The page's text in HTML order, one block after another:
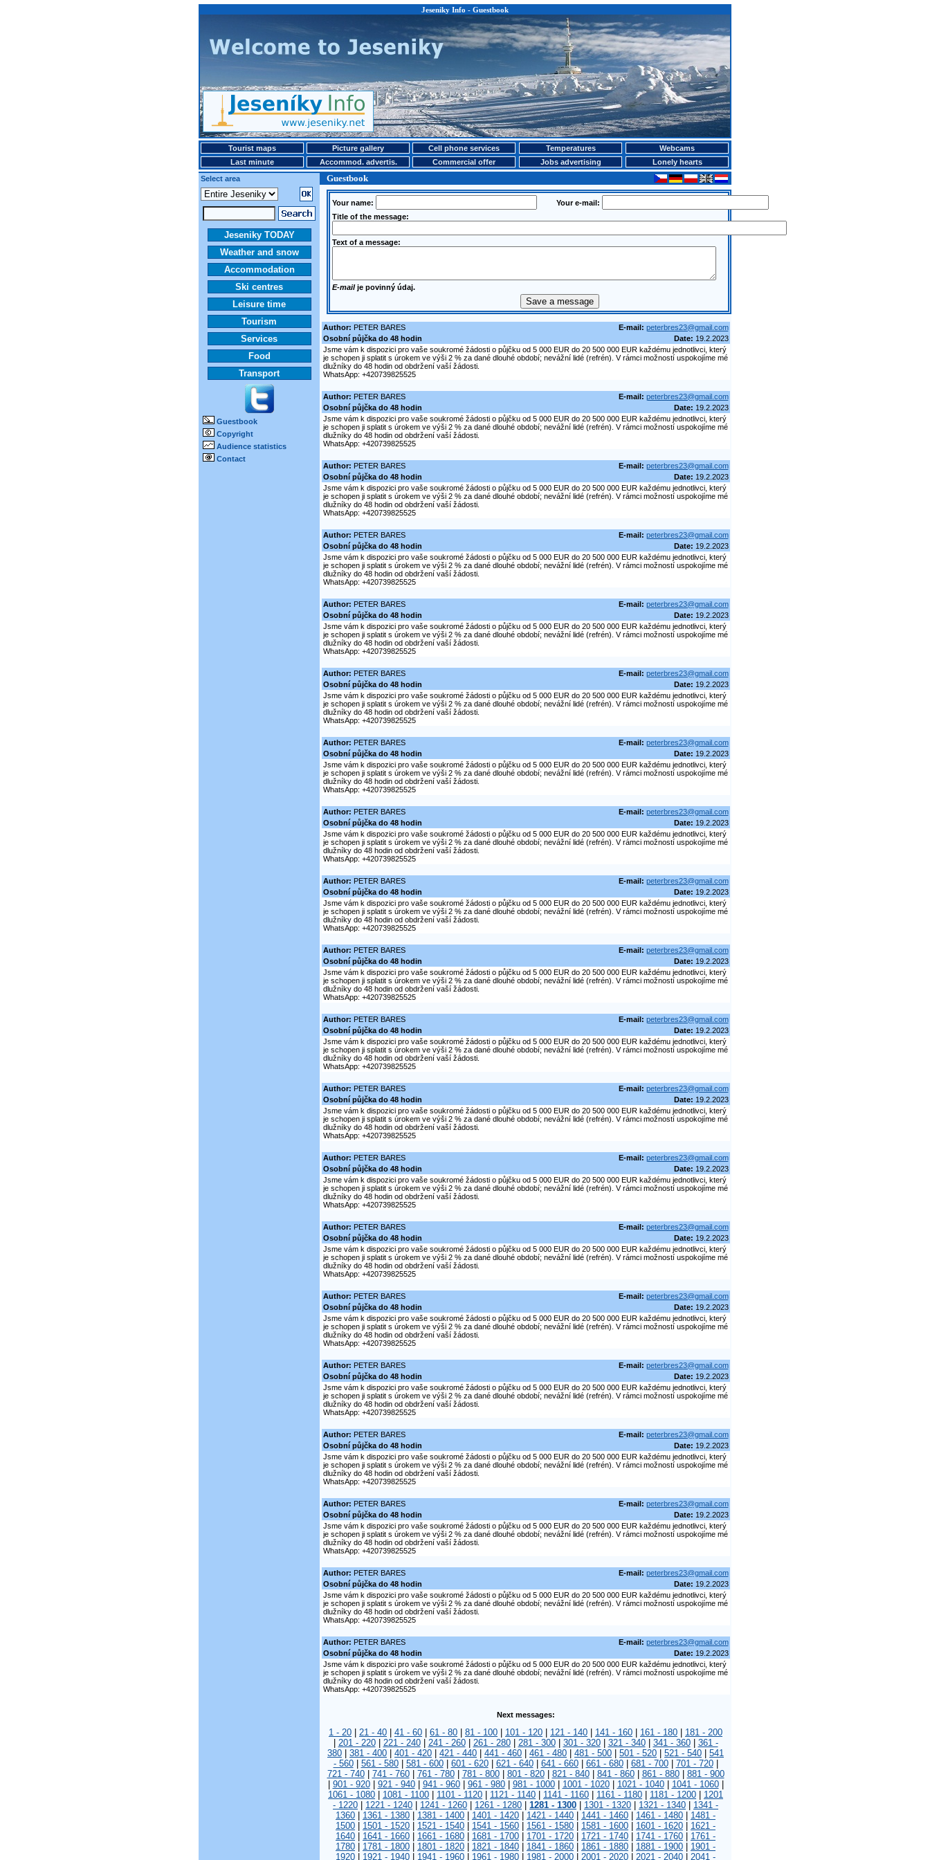
Jeseniky Info - Guestbook
Tourist maps Picture gallery Cell phone services Temperatures
Webcams
Last minute
Accommod. advertis. Commercial offer Jobs advertising
Lonely hearts
Select area
Guestbook
Jeseniky TODAY
Weather and snow
Accommodation
Ski centres
Leisure time
Tourism
Services
Food
Transport
Guestbook
Copyright
Audience statistics
Contact
Your name:
Your e-mail:
Title of the message:
Text of a message:
E-mailje povinný údaj.
Author: PETER BARES E-mail: peterbres23@gmail.com
Osobní půjčka do 48 hodin
Date: 19.2.2023
Jsme vám k dispozici pro vaše soukromé žádosti o půjčku od 5 000 EUR do 20 500 000 EUR každému jednotlivci, který
je schopen ji splatit s úrokem ve výši 2 % za dané dlouhé období; nevážní lidé (refrén). V rámci možností uspokojíme mé
dlužníky do 48 hodin od obdržení vaší žádosti.
WhatsApp: +420739825525
Author: PETER BARES E-mail: peterbres23@gmail.com
Osobní půjčka do 48 hodin
Date: 19.2.2023
Jsme vám k dispozici pro vaše soukromé žádosti o půjčku od 5 000 EUR do 20 500 000 EUR každému jednotlivci, který
je schopen ji splatit s úrokem ve výši 2 % za dané dlouhé období; nevážní lidé (refrén). V rámci možností uspokojíme mé
dlužníky do 48 hodin od obdržení vaší žádosti.
WhatsApp: +420739825525
Author: PETER BARES E-mail: peterbres23@gmail.com
Osobní půjčka do 48 hodin
Date: 19.2.2023
Jsme vám k dispozici pro vaše soukromé žádosti o půjčku od 5 000 EUR do 20 500 000 EUR každému jednotlivci, který
je schopen ji splatit s úrokem ve výši 2 % za dané dlouhé období; nevážní lidé (refrén). V rámci možností uspokojíme mé
dlužníky do 48 hodin od obdržení vaší žádosti.
WhatsApp: +420739825525
Author: PETER BARES E-mail: peterbres23@gmail.com
Osobní půjčka do 48 hodin
Date: 19.2.2023
Jsme vám k dispozici pro vaše soukromé žádosti o půjčku od 5 000 EUR do 20 500 000 EUR každému jednotlivci, který
je schopen ji splatit s úrokem ve výši 2 % za dané dlouhé období; nevážní lidé (refrén). V rámci možností uspokojíme mé
dlužníky do 48 hodin od obdržení vaší žádosti.
WhatsApp: +420739825525
Author: PETER BARES E-mail: peterbres23@gmail.com
Osobní půjčka do 48 hodin
Date: 19.2.2023
Jsme vám k dispozici pro vaše soukromé žádosti o půjčku od 5 000 EUR do 20 500 000 EUR každému jednotlivci, který
je schopen ji splatit s úrokem ve výši 2 % za dané dlouhé období; nevážní lidé (refrén). V rámci možností uspokojíme mé
dlužníky do 48 hodin od obdržení vaší žádosti.
WhatsApp: +420739825525
Author: PETER BARES E-mail: peterbres23@gmail.com
Osobní půjčka do 48 hodin
Date: 19.2.2023
Jsme vám k dispozici pro vaše soukromé žádosti o půjčku od 5 000 EUR do 20 500 000 EUR každému jednotlivci, který
je schopen ji splatit s úrokem ve výši 2 % za dané dlouhé období; nevážní lidé (refrén). V rámci možností uspokojíme mé
dlužníky do 48 hodin od obdržení vaší žádosti.
WhatsApp: +420739825525
Author: PETER BARES E-mail: peterbres23@gmail.com
Osobní půjčka do 48 hodin
Date: 19.2.2023
Jsme vám k dispozici pro vaše soukromé žádosti o půjčku od 5 000 EUR do 20 500 000 EUR každému jednotlivci, který
je schopen ji splatit s úrokem ve výši 2 % za dané dlouhé období; nevážní lidé (refrén). V rámci možností uspokojíme mé
dlužníky do 48 hodin od obdržení vaší žádosti.
WhatsApp: +420739825525
Author: PETER BARES E-mail: peterbres23@gmail.com
Osobní půjčka do 48 hodin
Date: 19.2.2023
Jsme vám k dispozici pro vaše soukromé žádosti o půjčku od 5 000 EUR do 20 500 000 EUR každému jednotlivci, který
je schopen ji splatit s úrokem ve výši 2 % za dané dlouhé období; nevážní lidé (refrén). V rámci možností uspokojíme mé
dlužníky do 48 hodin od obdržení vaší žádosti.
WhatsApp: +420739825525
Author: PETER BARES E-mail: peterbres23@gmail.com
Osobní půjčka do 48 hodin
Date: 19.2.2023
Jsme vám k dispozici pro vaše soukromé žádosti o půjčku od 5 000 EUR do 20 500 000 EUR každému jednotlivci, který
je schopen ji splatit s úrokem ve výši 2 % za dané dlouhé období; nevážní lidé (refrén). V rámci možností uspokojíme mé
dlužníky do 48 hodin od obdržení vaší žádosti.
WhatsApp: +420739825525
Author: PETER BARES E-mail: peterbres23@gmail.com
Osobní půjčka do 48 hodin
Date: 19.2.2023
Jsme vám k dispozici pro vaše soukromé žádosti o půjčku od 5 000 EUR do 20 500 000 EUR každému jednotlivci, který
je schopen ji splatit s úrokem ve výši 2 % za dané dlouhé období; nevážní lidé (refrén). V rámci možností uspokojíme mé
dlužníky do 48 hodin od obdržení vaší žádosti.
WhatsApp: +420739825525
Author: PETER BARES E-mail: peterbres23@gmail.com
Osobní půjčka do 48 hodin
Date: 19.2.2023
Jsme vám k dispozici pro vaše soukromé žádosti o půjčku od 5 000 EUR do 20 500 000 EUR každému jednotlivci, který
je schopen ji splatit s úrokem ve výši 2 % za dané dlouhé období; nevážní lidé (refrén). V rámci možností uspokojíme mé
dlužníky do 48 hodin od obdržení vaší žádosti.
WhatsApp: +420739825525
Author: PETER BARES E-mail: peterbres23@gmail.com
Osobní půjčka do 48 hodin
Date: 19.2.2023
Jsme vám k dispozici pro vaše soukromé žádosti o půjčku od 5 000 EUR do 20 500 000 EUR každému jednotlivci, který
je schopen ji splatit s úrokem ve výši 2 % za dané dlouhé období; nevážní lidé (refrén). V rámci možností uspokojíme mé
dlužníky do 48 hodin od obdržení vaší žádosti.
WhatsApp: +420739825525
Author: PETER BARES E-mail: peterbres23@gmail.com
Osobní půjčka do 48 hodin
Date: 19.2.2023
Jsme vám k dispozici pro vaše soukromé žádosti o půjčku od 5 000 EUR do 20 500 000 EUR každému jednotlivci, který
je schopen ji splatit s úrokem ve výši 2 % za dané dlouhé období; nevážní lidé (refrén). V rámci možností uspokojíme mé
dlužníky do 48 hodin od obdržení vaší žádosti.
WhatsApp: +420739825525
Author: PETER BARES E-mail: peterbres23@gmail.com
Osobní půjčka do 48 hodin
Date: 19.2.2023
Jsme vám k dispozici pro vaše soukromé žádosti o půjčku od 5 000 EUR do 20 500 000 EUR každému jednotlivci, který
je schopen ji splatit s úrokem ve výši 2 % za dané dlouhé období; nevážní lidé (refrén). V rámci možností uspokojíme mé
dlužníky do 48 hodin od obdržení vaší žádosti.
WhatsApp: +420739825525
Author: PETER BARES E-mail: peterbres23@gmail.com
Osobní půjčka do 48 hodin
Date: 19.2.2023
Jsme vám k dispozici pro vaše soukromé žádosti o půjčku od 5 000 EUR do 20 500 000 EUR každému jednotlivci, který
je schopen ji splatit s úrokem ve výši 2 % za dané dlouhé období; nevážní lidé (refrén). V rámci možností uspokojíme mé
dlužníky do 48 hodin od obdržení vaší žádosti.
WhatsApp: +420739825525
Author: PETER BARES E-mail: peterbres23@gmail.com
Osobní půjčka do 48 hodin
Date: 19.2.2023
Jsme vám k dispozici pro vaše soukromé žádosti o půjčku od 5 000 EUR do 20 500 000 EUR každému jednotlivci, který
je schopen ji splatit s úrokem ve výši 2 % za dané dlouhé období; nevážní lidé (refrén). V rámci možností uspokojíme mé
dlužníky do 48 hodin od obdržení vaší žádosti.
WhatsApp: +420739825525
Author: PETER BARES E-mail: peterbres23@gmail.com
Osobní půjčka do 48 hodin
Date: 19.2.2023
Jsme vám k dispozici pro vaše soukromé žádosti o půjčku od 5 000 EUR do 20 500 000 EUR každému jednotlivci, který
je schopen ji splatit s úrokem ve výši 2 % za dané dlouhé období; nevážní lidé (refrén). V rámci možností uspokojíme mé
dlužníky do 48 hodin od obdržení vaší žádosti.
WhatsApp: +420739825525
Author: PETER BARES E-mail: peterbres23@gmail.com
Osobní půjčka do 48 hodin
Date: 19.2.2023
Jsme vám k dispozici pro vaše soukromé žádosti o půjčku od 5 000 EUR do 20 500 000 EUR každému jednotlivci, který
je schopen ji splatit s úrokem ve výši 2 % za dané dlouhé období; nevážní lidé (refrén). V rámci možností uspokojíme mé
dlužníky do 48 hodin od obdržení vaší žádosti.
WhatsApp: +420739825525
Author: PETER BARES E-mail: peterbres23@gmail.com
Osobní půjčka do 48 hodin
Date: 19.2.2023
Jsme vám k dispozici pro vaše soukromé žádosti o půjčku od 5 000 EUR do 20 500 000 EUR každému jednotlivci, který
je schopen ji splatit s úrokem ve výši 2 % za dané dlouhé období; nevážní lidé (refrén). V rámci možností uspokojíme mé
dlužníky do 48 hodin od obdržení vaší žádosti.
WhatsApp: +420739825525
Author: PETER BARES E-mail: peterbres23@gmail.com
Osobní půjčka do 48 hodin
Date: 19.2.2023
Jsme vám k dispozici pro vaše soukromé žádosti o půjčku od 5 000 EUR do 20 500 000 EUR každému jednotlivci, který
je schopen ji splatit s úrokem ve výši 2 % za dané dlouhé období; nevážní lidé (refrén). V rámci možností uspokojíme mé
dlužníky do 48 hodin od obdržení vaší žádosti.
WhatsApp: +420739825525
Next messages:
1 - 20 21 - 40 41 - 60 61 - 80 81 - 100 101 - 120 121 - 140 141 - 160 161 - 180
181 - 200
201 - 220| 221 - 240| 241 - 260| 261 - 280| 281 - 300| 301 - 320| 321 - 340| 341 - 360| 361 -
380
381 - 400 401 - 420 421 - 440 441 - 460 461 - 480 481 - 500 501 - 520 521 - 540
541
- 560| 561 - 580| 581 - 600| 601 - 620| 621 - 640| 641 - 660| 661 - 680| 681 - 700| 701 - 720|
721 - 740| 741 - 760| 761 - 780| 781 - 800| 801 - 820| 821 - 840| 841 - 860| 861 - 880| 881 - 900
901 - 920| 921 - 940| 941 - 960| 961 - 980| 981 - 1000| 1001 - 1020| 1021 - 1040| 1041 - 1060|
1061 - 1080
1081 - 1100 1101 - 1120 1121 - 1140 1141 - 1160 1161 - 1180 1181 - 1200
1201
- 1220
1221 - 1240 1241 - 1260 1261 - 1280 1281 - 1300 1301 - 1320 1321 - 1340
1341 -
1360
1361 - 1380 1381 - 1400 1401 - 1420 1421 - 1440 1441 - 1460 1461 - 1480
1481 -
1500
1501 - 1520 1521 - 1540 1541 - 1560 1561 - 1580 1581 - 1600 1601 - 1620
1621 -
1640
1641 - 1660 1661 - 1680 1681 - 1700 1701 - 1720 1721 - 1740 1741 - 1760
1761 -
1780
1781 - 1800 1801 - 1820 1821 - 1840 1841 - 1860 1861 - 1880 1881 - 1900
1901 -
1920
1921 - 1940 1941 - 1960 1961 - 1980 1981 - 2000 2001 - 2020 2021 - 2040 2041 -